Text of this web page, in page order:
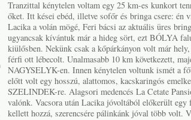
Tranzittal kénytelen voltam egy 25 km-es kunkort
őket. Itt kései ebéd, illetve sofőr és bringa csere: én
Lacika a volán mögé, Feri bácsi az aktuális üres
ugyancsak kívántuk már a hideg sört, ezt BÓLYA
kiülősben. Nekünk csak a kőpárkányon volt már
férfi ott lébecolt. Unalmasabb 10 km következett,
NAGYSELYK-en. Innen kénytelen voltunk ismét a
előtt volt egy hosszú, alattomos, kacskaringós
SZELINDEK-re. Alagsori medencés La Cetate
valónk. Vacsora után Lacika jóvoltából előkerült
kellett hozzá, szerencsére pálinkánk jóval több volt.